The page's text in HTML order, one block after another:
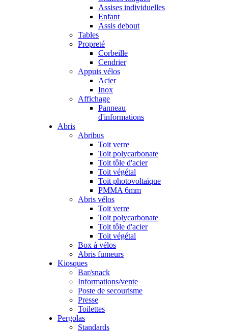
Assises individuelles
Enfant
Assis debout
Tables
Propreté
Corbeille
Cendrier
Appuis vélos
Acier
Inox
Affichage
Panneau
d'informations
Abris
Abribus
Toit verre
Toit polycarbonate
Toit tôle d'acier
Toit végétal
Toit photovoltaïque
PMMA 6mm
Abris vélos
Toit verre
Toit polycarbonate
Toit tôle d'acier
Toit végétal
Box à vélos
Abris fumeurs
Kiosques
Bar/snack
Informations/vente
Poste de secourisme
Presse
Toilettes
Pergolas
Standards